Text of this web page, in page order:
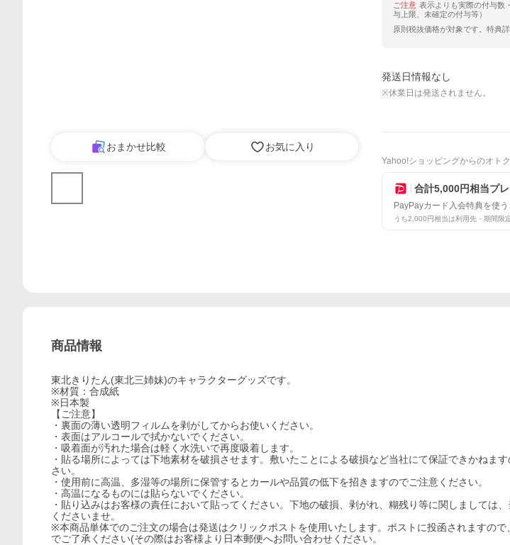
おまかせ比較 お気に入り
ご注意 表示よりも実際の付与数
与上限、未確定の付与等）
原則税抜価格が対象です。特典
発送日情報なし
※休業日は発送されません。
Yahoo!ショッピングからのオト
合計5,000円相当プレ
PayPayカード入会特典を使う
うち2,000円相当は利用先・期間限
商品情報
東北きりたん(東北三姉妹)のキャラクターグッズです。
※材質：合成紙
※日本製
【ご注意】
・裏面の薄い透明フィルムを剥がしてからお使いください。
・表面はアルコールで拭かないでください。
・吸着面が汚れた場合は軽く水洗いで再度吸着します。
・貼る場所によっては下地素材を破損させます。敷いたことによる破損など当社にて保証できかねま
さい。
・使用前に高温、多湿等の場所に保管するとカールや品質の低下を招きますのでご注意ください。
・高温になるものには貼らないでください。
・貼り込みはお客様の責任において貼ってください。下地の破損、剥がれ、糊残り等に関しましては
くださいませ。
※本商品単体でのご注文の場合は発送はクリックポストを使用いたします。ポストに投函されますの
でご了承ください(その際はお客様より日本郵便へお問い合わせください。